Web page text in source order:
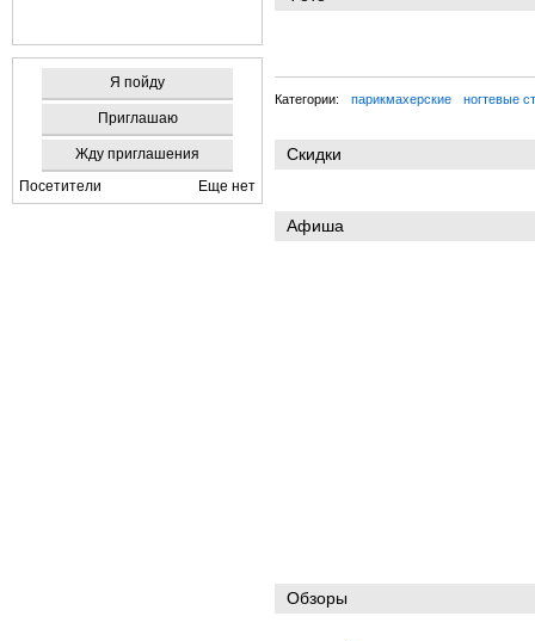
Я пойду
Приглашаю
Жду приглашения
Посетители
Еще нет
Категории: парикмахерские ногтевые
Скидки
Афиша
Обзоры